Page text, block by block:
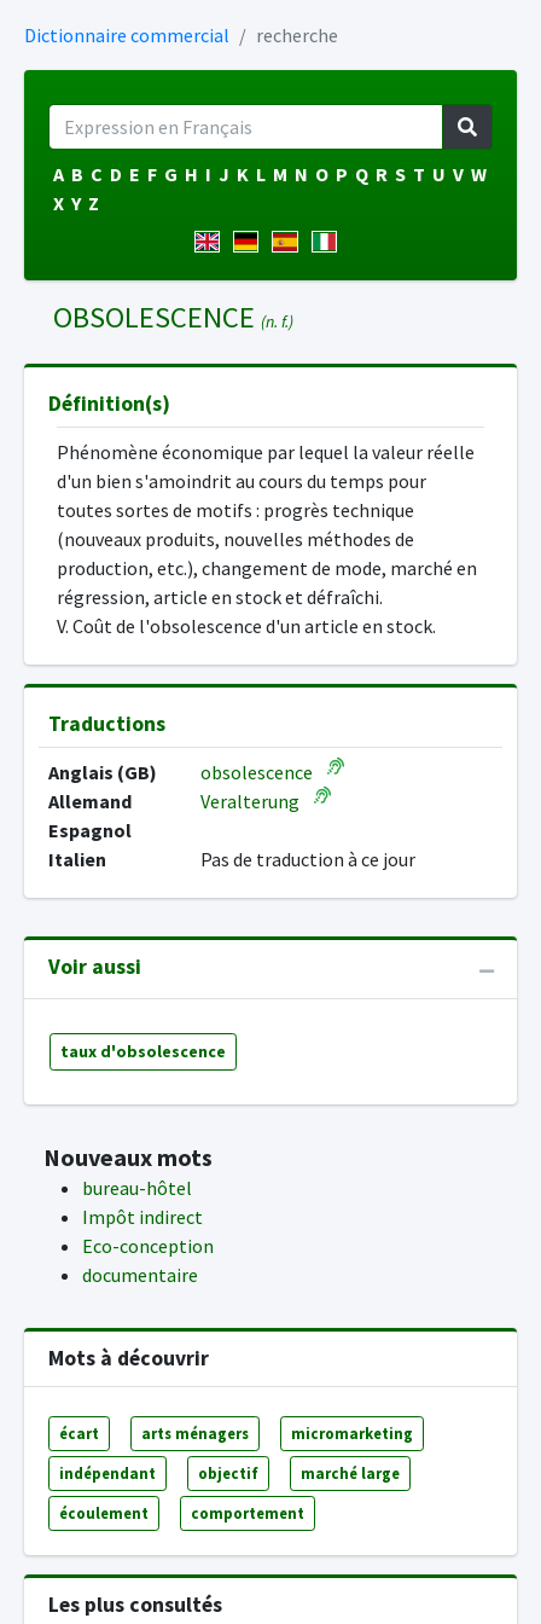
Dictionnaire commercial recherche
A B C D E F G H I J K L M N O P Q R S T U V W
X Y Z
OBSOLESCENCE (n. f.)
Définition(s)
Phénomène économique par lequel la valeur réelle
d'un bien s'amoindrit au cours du temps pour
toutes sortes de motifs : progrès technique
(nouveaux produits, nouvelles méthodes de
production, etc.), changement de mode, marché en
régression, article en stock et défraîchi.
V. Coût de l'obsolescence d'un article en stock.
Traductions
Anglais (GB)
obsolescence
Allemand
Veralterung
Espagnol
Italien
Pas de traduction à ce jour
Voir aussi
taux d'obsolescence
Nouveaux mots
bureau-hôtel
Impôt indirect
Eco-conception
documentaire
Mots à découvrir
écart arts ménagers micromarketing
indépendant objectif marché large
écoulement comportement
Les plus consultés